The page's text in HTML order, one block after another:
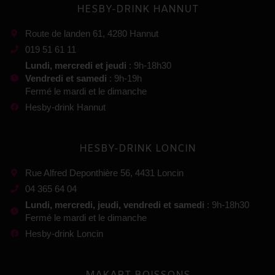
HESBY-DRINK HANNUT
Route de landen 61, 4280 Hannut
019 51 61 11
Lundi, mercredi et jeudi : 9h-18h30
Vendredi et samedi : 9h-19h
Fermé le mardi et le dimanche
Hesby-drink Hannut
HESBY-DRINK LONCIN
Rue Alfred Deponthière 56, 4431 Loncin
04 365 64 04
Lundi, mercredi, jeudi, vendredi et samedi : 9h-18h30
Fermé le mardi et le dimanche
Hesby-drink Loncin